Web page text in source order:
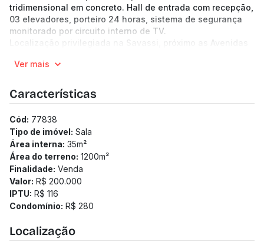
tridimensional em concreto. Hall de entrada com recepção,
03 elevadores, porteiro 24 horas, sistema de segurança
monitorado por circuito interno de TV.
Localização privilegiada na Savassi, próximo as Avenidas
comércio bem diversificado, próximo a bancos, escolas,
(Os preços e informações poderão sofrer mudanças.
Solicitamos a confirmação com nossa equipe).
Ver mais
Características
Cód: 77838
Tipo de imóvel: Sala
Área interna: 35m²
Área do terreno: 1200m²
Finalidade: Venda
Valor: R$ 200.000
IPTU: R$ 116
Condomínio: R$ 280
Localização